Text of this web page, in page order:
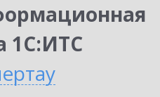
1С:ИТС